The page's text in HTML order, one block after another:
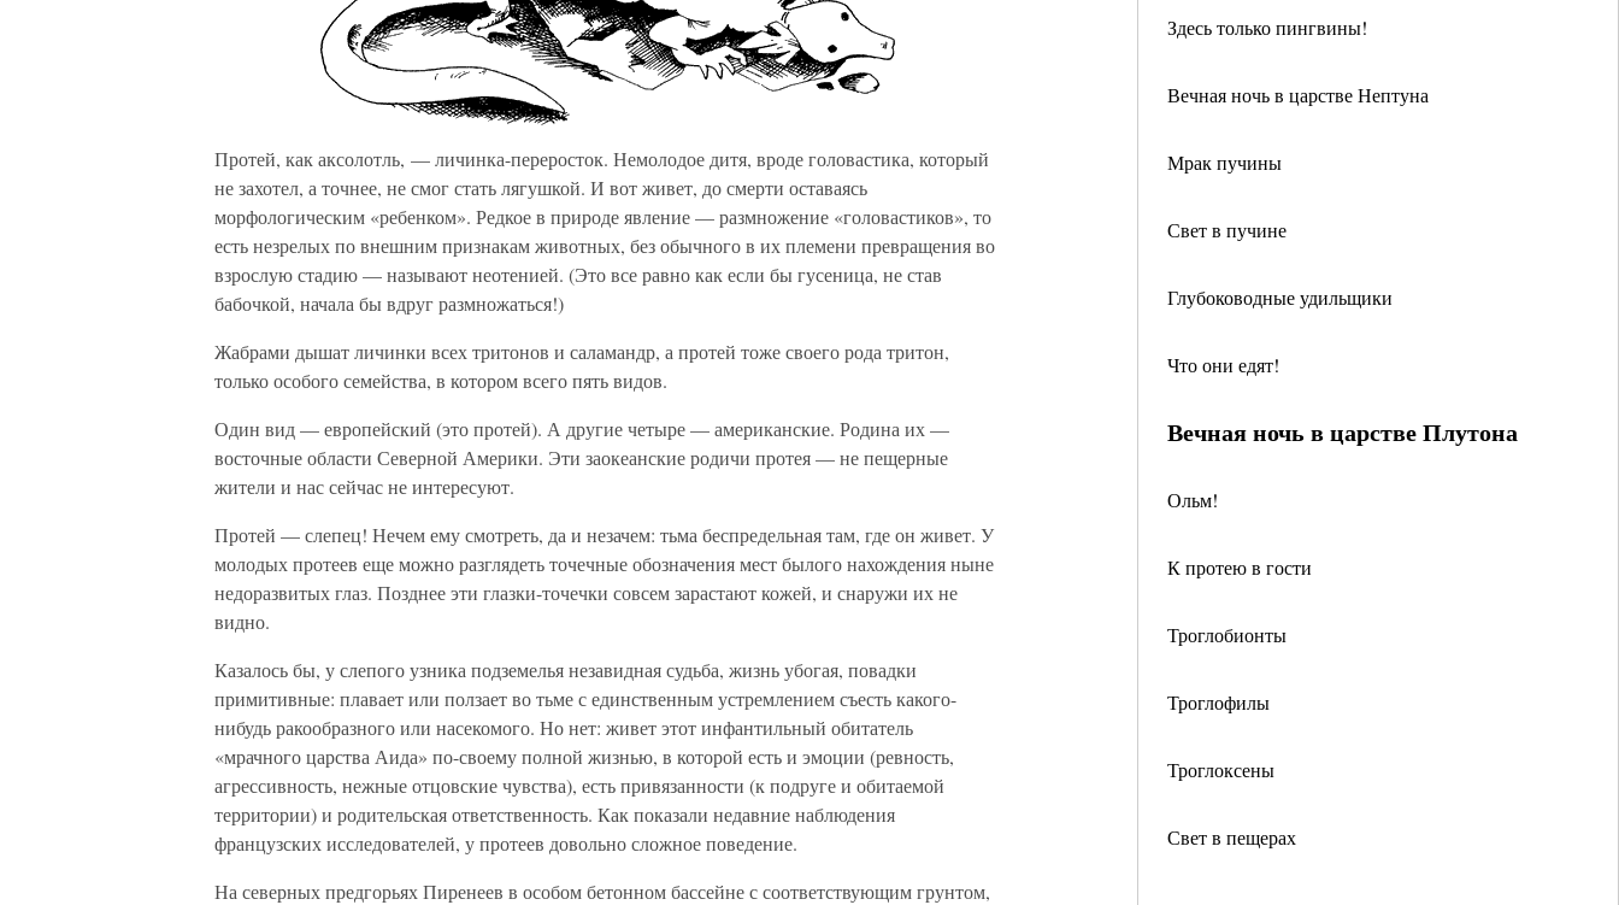
Здесь только пингвины!
Вечная ночь в царстве Нептуна
Мрак пучины
Свет в пучине
Глубоководные удильщики
Что они едят!
Вечная ночь в царстве Плутона
Ольм!
К протею в гости
Троглобионты
Троглофилы
Троглоксены
Свет в пещерах
Протей, как аксолотль, — личинка-переросток. Немолодое дитя, вроде головастика, который
не захотел, а точнее, не смог стать лягушкой. И вот живет, до смерти оставаясь
морфологическим «ребенком». Редкое в природе явление — размножение «головастиков», то
есть незрелых по внешним признакам животных, без обычного в их племени превращения во
взрослую стадию — называют неотенией. (Это все равно как если бы гусеница, не став
бабочкой, начала бы вдруг размножаться!)
Жабрами дышат личинки всех тритонов и саламандр, а протей тоже своего рода тритон,
только особого семейства, в котором всего пять видов.
Один вид — европейский (это протей). А другие четыре — американские. Родина их —
восточные области Северной Америки. Эти заокеанские родичи протея — не пещерные
жители и нас сейчас не интересуют.
Протей — слепец! Нечем ему смотреть, да и незачем: тьма беспредельная там, где он живет. У
молодых протеев еще можно разглядеть точечные обозначения мест былого нахождения ныне
недоразвитых глаз. Позднее эти глазки-точечки совсем зарастают кожей, и снаружи их не
видно.
Казалось бы, у слепого узника подземелья незавидная судьба, жизнь убогая, повадки
примитивные: плавает или ползает во тьме с единственным устремлением съесть какого-
нибудь ракообразного или насекомого. Но нет: живет этот инфантильный обитатель
«мрачного царства Аида» по-своему полной жизнью, в которой есть и эмоции (ревность,
агрессивность, нежные отцовские чувства), есть привязанности (к подруге и обитаемой
территории) и родительская ответственность. Как показали недавние наблюдения
французских исследователей, у протеев довольно сложное поведение.
На северных предгорьях Пиренеев в особом бетонном бассейне с соответствующим грунтом,